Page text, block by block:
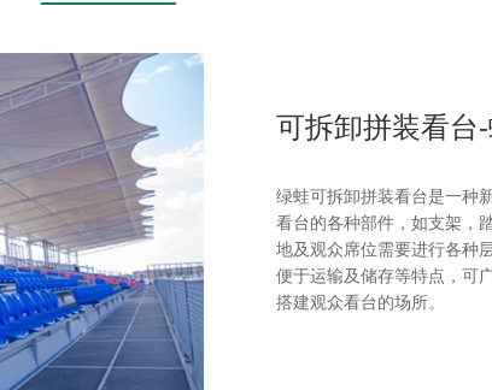
可拆卸拼装看台
绿蛙可拆卸拼装看台是一种
看台的各种部件，如支架，
地及观众席位需要进行各种
便于运输及储存等特点，可
搭建观众看台的场所。